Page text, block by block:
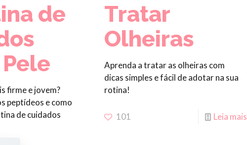
de
firme e jovem?
peptídeos e como
de cuidados
Tratar
Olheiras
Aprenda a tratar as olheiras com
dicas simples e fácil de adotar na sua
rotina!
101 Leia mais